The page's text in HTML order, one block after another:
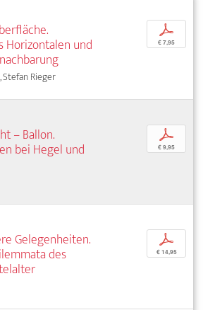
Horizontalen und
Rieger
p
€ 7,95
– Ballon.
bei Hegel und
p
€ 9,95
Gelegenheiten.
des
p
€ 14,95